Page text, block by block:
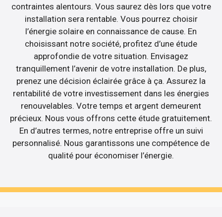
contraintes alentours. Vous saurez dès lors que votre
installation sera rentable. Vous pourrez choisir
l’énergie solaire en connaissance de cause. En
choisissant notre société, profitez d’une étude
approfondie de votre situation. Envisagez
tranquillement l’avenir de votre installation. De plus,
prenez une décision éclairée grâce à ça. Assurez la
rentabilité de votre investissement dans les énergies
renouvelables. Votre temps et argent demeurent
précieux. Nous vous offrons cette étude gratuitement.
En d’autres termes, notre entreprise offre un suivi
personnalisé. Nous garantissons une compétence de
qualité pour économiser l’énergie.